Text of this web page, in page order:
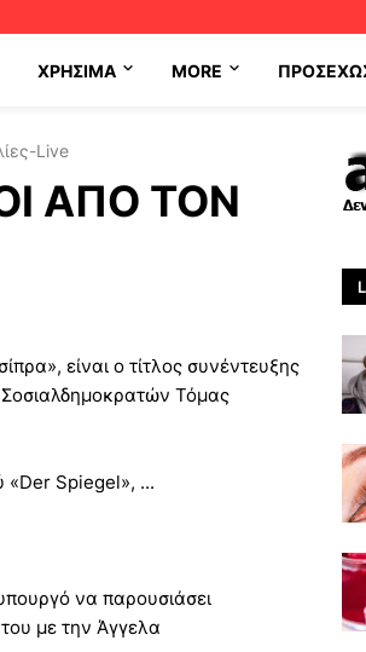
ΧΡΉΣΙΜΑ MORE
Live
ΑΠΟ ΤΟΝ
είναι ο τίτλος συνέντευξης
Τόμας
«Der Spiegel», ...
να παρουσιάσει
με την Άγγελα